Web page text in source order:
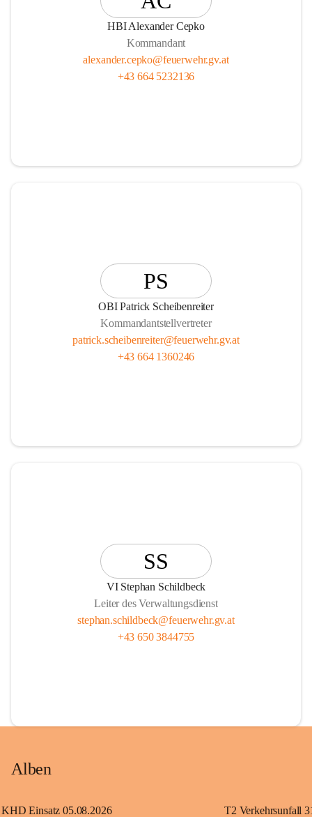
HBI Alexander Cepko
Kommandant
alexander.cepko@feuerwehr.gv.at
+43 664 5232136
PS
OBI Patrick Scheibenreiter
Kommandantstellvertreter
patrick.scheibenreiter@feuerwehr.gv.at
+43 664 1360246
SS
VI Stephan Schildbeck
Leiter des Verwaltungsdienst
stephan.schildbeck@feuerwehr.gv.at
+43 650 3844755
Alben
KHD Einsatz 05.08.2026 T2 Verkehrsunfall